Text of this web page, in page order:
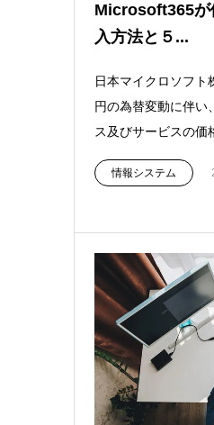
Microsoft365が
入方法と５...
日本マイクロソフト
円の為替変動に伴い
ス及びサービスの価
情報システム